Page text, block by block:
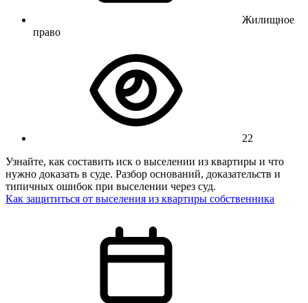
Жилищное
право
22
Узнайте, как составить иск о выселении из квартиры и что
нужно доказать в суде. Разбор оснований, доказательств и
типичных ошибок при выселении через суд.
Как защититься от выселения из квартиры собственника